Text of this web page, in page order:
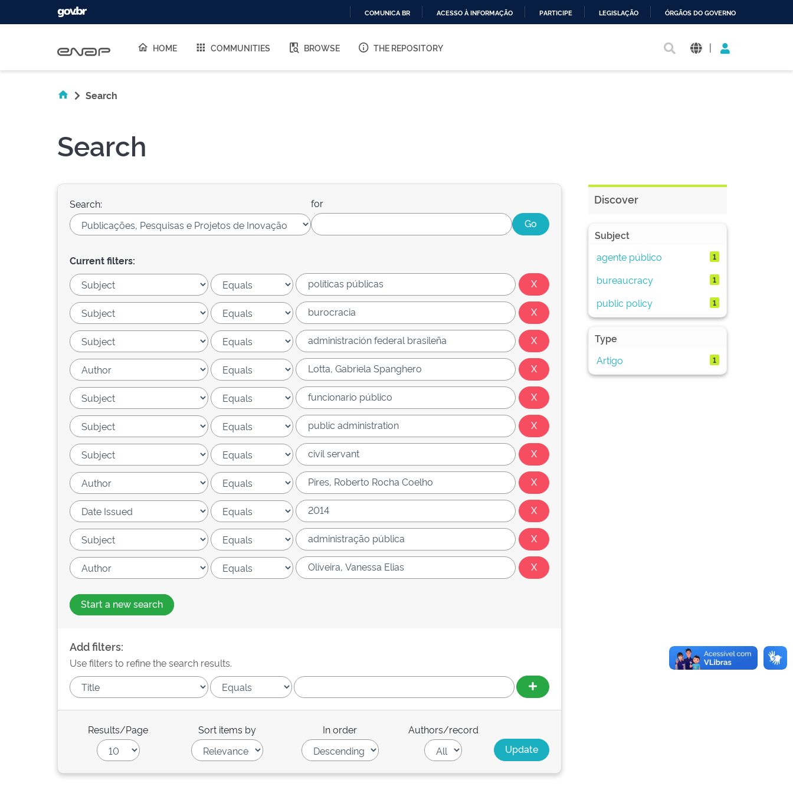
O
COMUNICA BR ACESSO À INFORMAÇÃO PARTICIPE LEGISLAÇÃO ÓRGÃOS DO GOVERNO
HOME COMMUNITIES BROWSE THE REPOSITORY |
Search
Search
Search: for
Current filters:
Start a new search
Add filters:
Use filters to refine the search results.
Results/Page Sort items by In order Authors/record
Discover
Subject
agente público
1
bureaucracy 1
public policy 1
Type
Artigo
1